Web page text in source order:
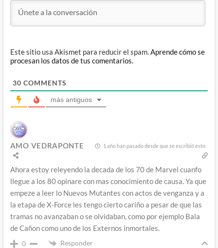
Este sitio usa Akismet para reducir el spam. Aprende cómo se
procesan los datos de tus comentarios.
30 COMMENTS
más antiguos
AMO VEDRAPONTE 1 año han pasado desde que se escribió esto
Ahora estoy releyendo la decada de los 70 de Marvel cuanfo
llegue a los 80 opinare con mas conocimiento de causa. Ya que
empeze a leer lo Nuevos Mutantes con actos de venganza y a
la etapa de X-Force les tengo cierto cariño a pesar de que las
tramas no avanzaban o se olvidaban, como por ejemplo Bala
de Cañon como uno de los Externos inmortales.
0 Responder